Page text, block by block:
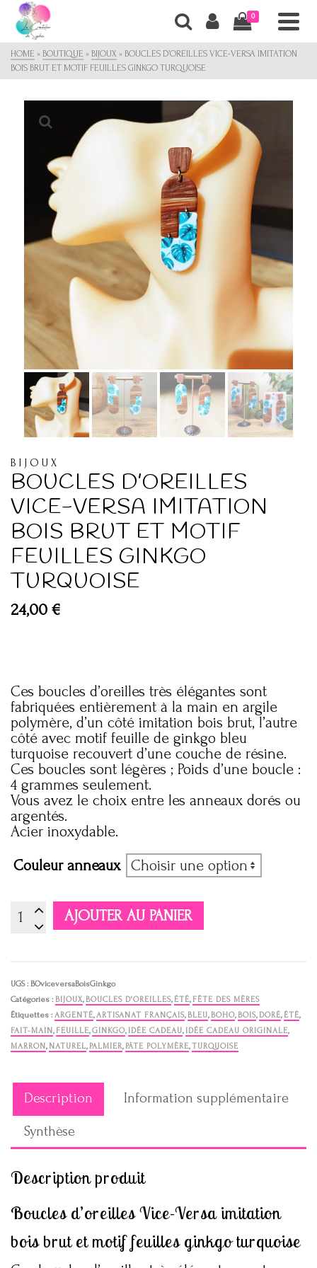
0
HOME » BOUTIQUE » BIJOUX » BOUCLES D’OREILLES VICE-VERSA IMITATION
BOIS BRUT ET MOTIF FEUILLES GINKGO TURQUOISE
BIJOUX
BOUCLES D’OREILLES
VICE-VERSA IMITATION
BOIS BRUT ET MOTIF
FEUILLES GINKGO
TURQUOISE
24,00 €
Ces boucles d’oreilles très élégantes sont
fabriquées entièrement à la main en argile
polymère, d’un côté imitation bois brut, l’autre
côté avec motif feuille de ginkgo bleu
turquoise recouvert d’une couche de résine.
Ces boucles sont légères ; Poids d’une boucle :
4 grammes seulement.
Vous avez le choix entre les anneaux dorés ou
argentés.
Acier inoxydable.
Couleur anneaux
quantité
de
Versa
imitation
bois
brut
et
feuilles
ginkgo
turquoise
AJOUTER AU PANIER
UGS : BOviceversaBoisGinkgo
Catégories : BIJOUX, BOUCLES D'OREILLES, ÉTÉ, FÊTE DES MÈRES
Étiquettes : ARGENTÉ,ARTISANAT FRANÇAIS, BLEU, BOHO, BOIS, DORÉ, ÉTÉ,
FAIT-MAIN, FEUILLE,GINKGO, IDÉE CADEAU, IDÉE CADEAU ORIGINALE,
MARRON, NATUREL, PALMIER, PÂTE POLYMÈRE,TURQUOISE
Description Information supplémentaire
Synthèse
Description produit
Boucles d’oreilles Vice-Versa imitation
bois brut et motif feuilles ginkgo turquoise